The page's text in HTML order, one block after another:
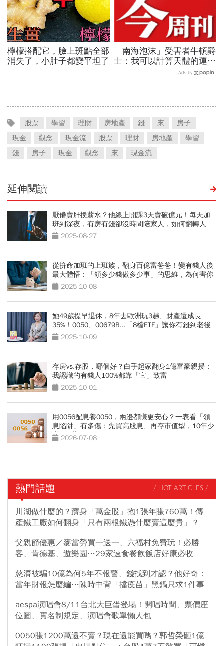
檸檬搭配它，臉上斑點全部
消失了，小肚子都變平坦了
「南海泡沫」受害者牛頓爵
士：我可以計算天體的運
行，卻無法計算人類的瘋狂
Ads by
股票 學習 理財 房地產 錢 來
房子
現金
觀念 現金流 股票 理財 房地產
學習
錢
房子 現金 觀念 來 現金流
延伸閱讀
厭倦賣肝換薪水？他線上開課3天賣破億元！每天加
班到深夜，有房有錢卻沒時間陪家人，如何翻轉人
生？2025-08-27
從拚命加班的上班族，翻身百億富爸爸！變有錢人後
最大體悟：「領多少錢做多少事」的思維，為何害你
變窮？
2025-10-08
她49歲提早退休，8年去歐洲玩3趟、財產還成長
35%！0050、00679B...「8檔ETF」讓你有錢到老後
2025-10-09
存房vs.存股，哪個好？白手起家翻身1億富豪親授：
我認識的有錢人100%都靠「它」致富
2025-10-01
用0056配息養0050，兩邊都賺更安心？一表看「領
息陷阱」有多傷：先買高股息、再存市值型，10年少
賺330萬
2026-07-08
熱門話題 / HOT ARTICLES /
川湖做什麼的？躋身「萬金股」抱1張年賺760萬！傳
產鐵工廠如何翻身「只有兩根鐵憑什麼賣這麼貴」？
父親節優惠／麥當勞買一送一、六福村免費玩！必勝
客、肯德基、遊樂園…29家速食餐飲飯店好康必收
慈濟被騙10億為何5年不報警、錢找到才認？他好奇：
當年財報怎麼編…陳時中背「擋疫苗」黑鍋只求1件事
aespa演唱會8/11台北大巨蛋登場！開唱時間、票價座
位圖、實名制規定、演唱會歌單懶人包
0050賺1200萬還不賣？現在還能買嗎？郭哲榮砸1億